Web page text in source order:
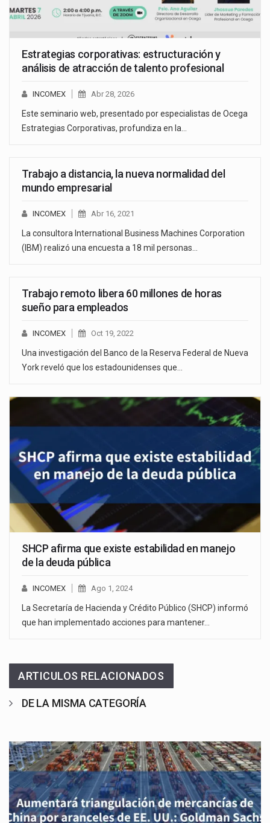
Estrategias corporativas: estructuración y
análisis de atracción de talento profesional
INCOMEX Abr 28, 2026
Este seminario web, presentado por especialistas de Ocega
Estrategias Corporativas, profundiza en la…
Trabajo a distancia, la nueva normalidad del
mundo empresarial
INCOMEX Abr 16, 2021
La consultora International Business Machines Corporation
(IBM) realizó una encuesta a 18 mil personas…
Trabajo remoto libera 60 millones de horas
sueño para empleados
INCOMEX Oct 19, 2022
Una investigación del Banco de la Reserva Federal de Nueva
York reveló que los estadounidenses que…
SHCP afirma que existe estabilidad en manejo
de la deuda pública
INCOMEX Ago 1, 2024
La Secretaría de Hacienda y Crédito Público (SHCP) informó
que han implementado acciones para mantener…
ARTICULOS RELACIONADOS
DE LA MISMA CATEGORÍA